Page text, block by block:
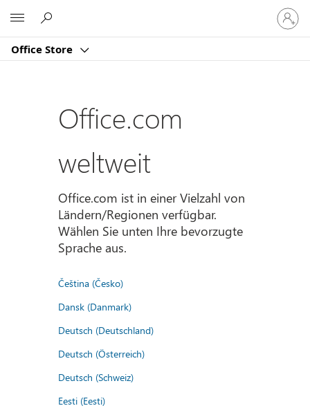
Office Store
Bei
Ihrem
Konto
Office.com
weltweit
Office.com ist in einer Vielzahl von
Ländern/Regionen verfügbar.
Wählen Sie unten Ihre bevorzugte
Sprache aus.
Čeština (Česko)
Dansk (Danmark)
Deutsch (Deutschland)
Deutsch (Österreich)
Deutsch (Schweiz)
Eesti (Eesti)